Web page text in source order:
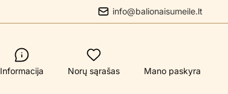
info@balionaisumeile.lt
Informacija Norų sąrašas Mano paskyra